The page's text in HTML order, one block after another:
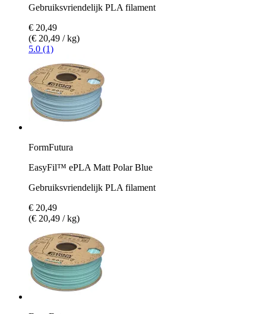
Gebruiksvriendelijk PLA filament
€ 20,49
(€ 20,49 / kg)
5.0 (1)
FormFutura
EasyFil™ ePLA Matt Polar Blue
Gebruiksvriendelijk PLA filament
€ 20,49
(€ 20,49 / kg)